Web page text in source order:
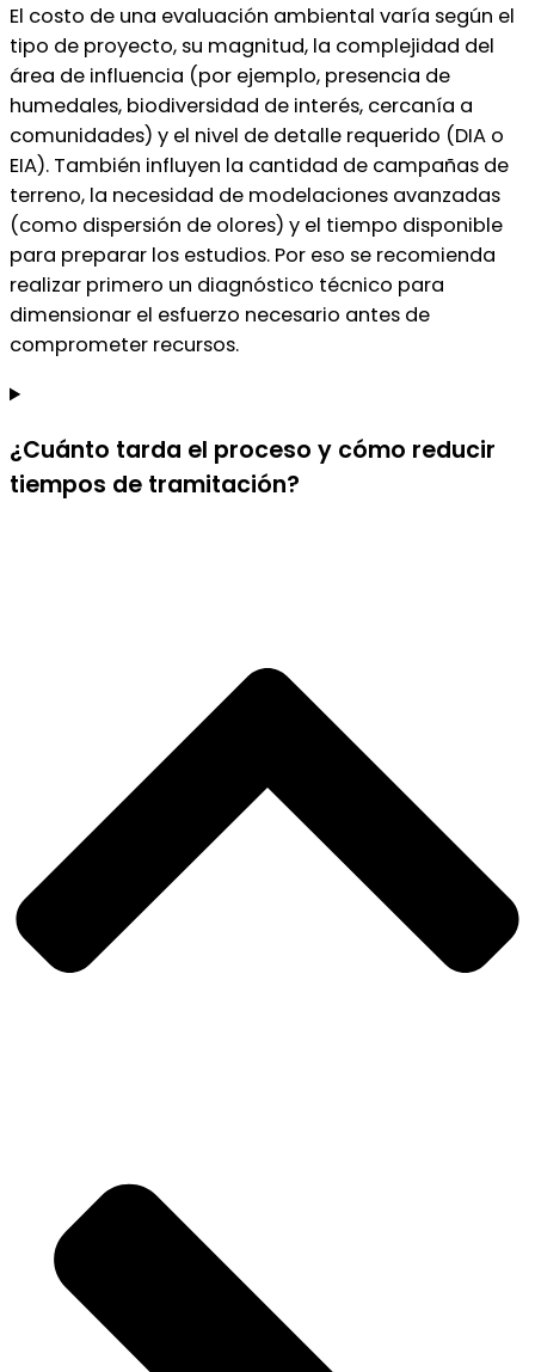
El costo de una evaluación ambiental varía según el
tipo de proyecto, su magnitud, la complejidad del
área de influencia (por ejemplo, presencia de
humedales, biodiversidad de interés, cercanía a
comunidades) y el nivel de detalle requerido (DIA o
EIA). También influyen la cantidad de campañas de
terreno, la necesidad de modelaciones avanzadas
(como dispersión de olores) y el tiempo disponible
para preparar los estudios. Por eso se recomienda
realizar primero un diagnóstico técnico para
dimensionar el esfuerzo necesario antes de
comprometer recursos.
¿Cuánto tarda el proceso y cómo reducir
tiempos de tramitación?